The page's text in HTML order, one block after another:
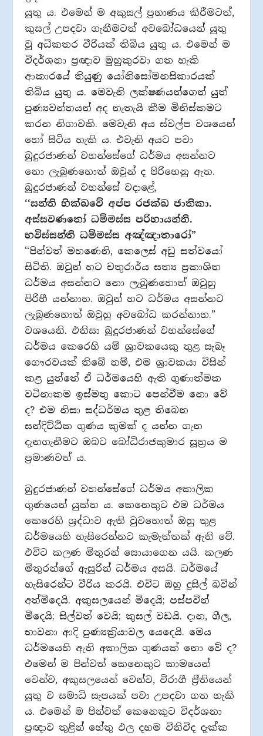
යුතු ය. එමෙන් ම අකුසල් ප‍්‍රහාණය කිරීමටත්,
කුසල් උපදවා ගැනීමටත් අවබෝධයෙන් යුතු
වූ අධිකතර වීරියක් තිබිය යුතු ය. එමෙන් ම
විදර්ශනා ප‍්‍රඥාව මුහුකුරවා ගත හැකි
ආකාරයේ තියුණු යෝනිසෝමනසිකාරයක්
තිබිය යුතු ය. මෙවැනි ලක්ෂණයන්ගෙන් යුත්
පුණ්‍යවන්තයන් අද නැතැයි කීම මිනිස්කමට
කරන නිගාවකි. මෙවැනි අය ස්වල්ප වශයෙන්
හෝ සිටිය හැකි ය. එවැනි අයට පවා
බුදුරජාණන් වහන්සේගේ ධර්මය අසන්නට
නො ලැබුණහොත් ඔවුන් ද පිරිහෙනු ඇත.
බුදුරජාණන් වහන්සේ වදාළේ,
‘‘සන්ති භික්ඛවේ අප්ප රජක්ඛ ජාතිකා.
අස්සවණතෝ ධම්මස්ස පරිහායන්ති.
භවිස්සන්ති ධම්මස්ස අඤ්ඤාතාරෝ”
‘‘පින්වත් මහණෙනි, කෙලෙස් අඩු සත්වයෝ
සිටිති. ඔවුන් හට චතුරාර්ය සත්‍ය ප‍්‍රකාශිත
ධර්මය අසන්නට නො ලැබුණහොත් ඔවුහු
පිරිහී යන්නාහ. ඔවුන් හට ධර්මය අසන්නට
ලැබුණහොත් ඔවුහු අවබෝධ කරන්නාහ.”
වශයෙනි. එනිසා බුදුරජාණන් වහන්සේගේ
ධර්මය කෙරෙහි යම් ශ‍්‍රාවකයෙකු තුළ සැබෑ
ගෞරවයක් තිබේ නම්, එම ශ‍්‍රාවකයා විසින්
කළ යුත්තේ ඒ ධර්මයෙහි ඇති ගුණාත්මක
වටිනාකම ඉස්මතු කොට පෙන්වීම නො වේ
ද? එම නිසා සද්ධර්මය තුළ තිබෙන
සන්දිට්ඨික ගුණය කුමක් ද යන්න ගැන
දැනගැනීමට ඔබට බෝධිරාජකුමාර සූත‍්‍රය ම
ප‍්‍රමාණවත් ය.
බුදුරජාණන් වහන්සේගේ ධර්මය අකාලික
ගුණයෙන් යුක්ත ය. කෙනෙකුට එම ධර්මය
කෙරෙහි ශ‍්‍රද්ධාව ඇති වුවහොත් ඔහු තුළ
ධර්මයෙහි හැසිරෙන්නට කැමැත්තක් ඇති වේ.
එවිට කලණ මිතුරන් සොයාගෙන යයි. කලණ
මිතුරන්ගේ ඇසුරින් ධර්මය අසයි. ධර්මයේ
හැසිරෙන්ට වීරිය කරයි. එවිට ඔහු දුසිල් බවින්
අත්මිදෙයි. අකුසලයෙන් මිදෙයි; පස්පවින්
මිදෙයි; සිල්වත් වෙයි; කුසල් වඩයි. දාන, ශීල,
භාවනා ආදි පුණ්‍යක‍්‍රියාවල යෙදෙයි. මෙය
ධර්මයෙහි ඇති අකාලික ගුණයක් නො වේ ද?
එමෙන් ම පින්වත් කෙනෙකුට කාමයෙන්
වෙන්ව, අකුසලයෙන් වෙන්ව, විරාගී ප‍්‍රීතියෙන්
යුතු ව සමාධි සැපයක් පවා උපදවා ගත හැකි
ය. එමෙන් ම පින්වත් කෙනෙකුට විදර්ශනා
ප‍්‍රඥාව තුළින් හේතු ඵල දහම විනිවිද දැක්ක